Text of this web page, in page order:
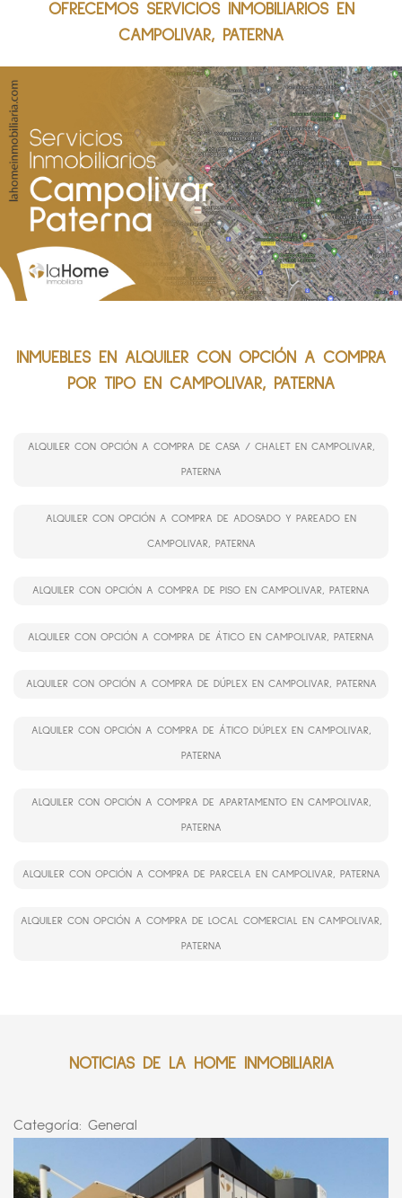
OFRECEMOS SERVICIOS INMOBILIARIOS EN
CAMPOLIVAR, PATERNA
INMUEBLES EN ALQUILER CON OPCIÓN A COMPRA
POR TIPO EN CAMPOLIVAR, PATERNA
ALQUILER CON OPCIÓN A COMPRA DE CASA / CHALET EN CAMPOLIVAR,
PATERNA
ALQUILER CON OPCIÓN A COMPRA DE ADOSADO Y PAREADO EN
CAMPOLIVAR, PATERNA
ALQUILER CON OPCIÓN A COMPRA DE PISO EN CAMPOLIVAR, PATERNA
ALQUILER CON OPCIÓN A COMPRA DE ÁTICO EN CAMPOLIVAR, PATERNA
ALQUILER CON OPCIÓN A COMPRA DE DÚPLEX EN CAMPOLIVAR, PATERNA
ALQUILER CON OPCIÓN A COMPRA DE ÁTICO DÚPLEX EN CAMPOLIVAR,
PATERNA
ALQUILER CON OPCIÓN A COMPRA DE APARTAMENTO EN CAMPOLIVAR,
PATERNA
ALQUILER CON OPCIÓN A COMPRA DE PARCELA EN CAMPOLIVAR, PATERNA
ALQUILER CON OPCIÓN A COMPRA DE LOCAL COMERCIAL EN CAMPOLIVAR,
PATERNA
NOTICIAS DE LA HOME INMOBILIARIA
Categoría: General